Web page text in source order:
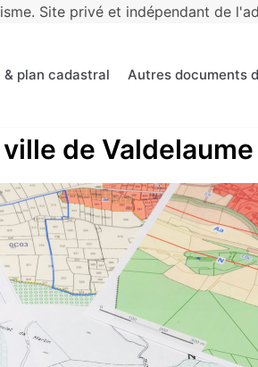
Site privé et indépendant de
& plan cadastral Autres documents
de